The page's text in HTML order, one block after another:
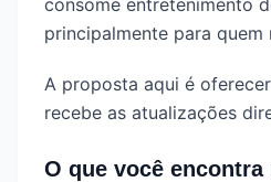
consome entretenimento
principalmente para
A proposta aqui é
recebe as atualizações
O que você